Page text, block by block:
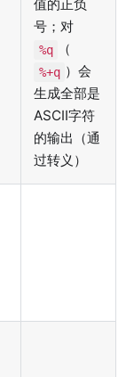
值的正负
号；对
%q （
%+q ）会
生成全部是
ASCII字符
的输出（通
过转义）